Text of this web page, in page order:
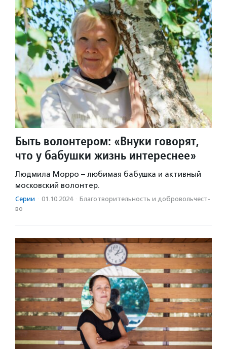
Быть волонтером: «Внуки говорят,
что у бабушки жизнь интереснее»
Людмила Морро – любимая бабушка и активный
московский волонтер.
Серии · 01.10.2024 · Благотвори­тель­ность и доброволь­чест­
во